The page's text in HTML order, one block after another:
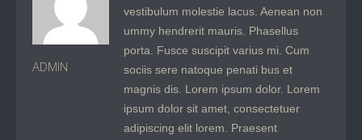
ADMIN
vestibulum molestie lacus. Aenean non
ummy hendrerit mauris. Phasellus
porta. Fusce suscipit varius mi. Cum
sociis sere natoque penati bus et
magnis dis. Lorem ipsum dolor. Lorem
ipsum dolor sit amet, consectetuer
adipiscing elit lorem. Praesent